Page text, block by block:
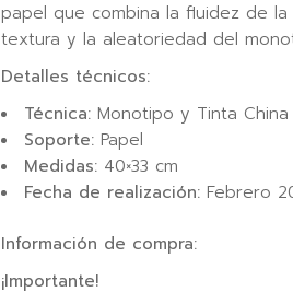
papel que combina la fluidez de
textura y la aleatoriedad del
Detalles técnicos:
Técnica: Monotipo y Tinta China
Soporte: Papel
Medidas: 40×33 cm
Fecha de realización: Febrero
Información de compra:
¡Importante!